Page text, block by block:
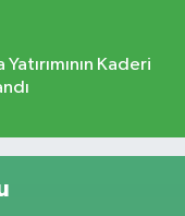
Kaderi